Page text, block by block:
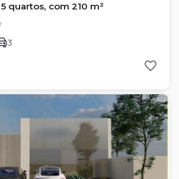
quartos, com 210 m²
3